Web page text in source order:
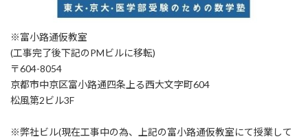
※富小路通仮教室
(工事完了後下記のPMビルに移転)
〒604-8054
京都市中京区富小路通四条上る西大文字町604
松風第2ビル3F
※弊社ビル(現在工事中の為、上記の富小路通仮教室にて授業して